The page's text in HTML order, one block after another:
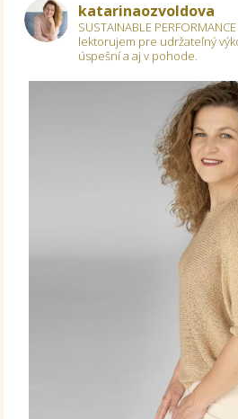
katarinaozvoldova
SUSTAINABLE
lektorujem pre udržateľný
úspešní a aj v pohode.